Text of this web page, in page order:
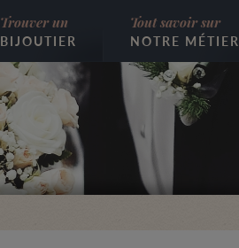
Trouver un
BIJOUTIER
Tout savoir sur
NOTRE MÉTIER